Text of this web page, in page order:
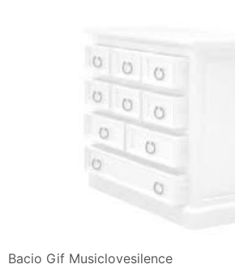
Bacio Gif Musiclovesilence